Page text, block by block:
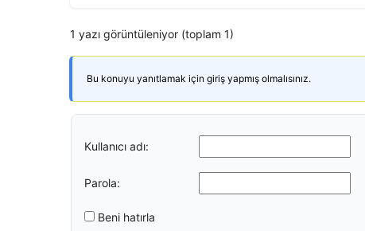
1 yazı görüntüleniyor (toplam 1)
Bu konuyu yanıtlamak için giriş yapmış olmalısınız.
Kullanıcı adı:
Parola:
Beni hatırla